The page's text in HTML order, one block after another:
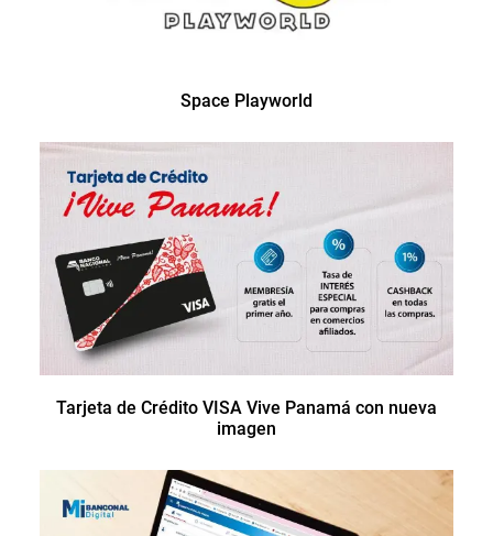
Space Playworld
Tarjeta de Crédito VISA Vive Panamá con nueva
imagen